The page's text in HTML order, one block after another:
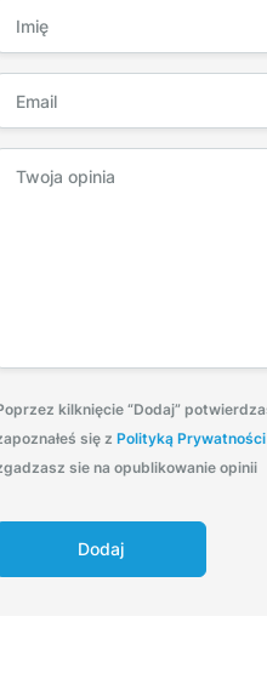
kilknięcie “Dodaj”
się z Polityką Prywatności
sie na opublikowanie opinii
Dodaj